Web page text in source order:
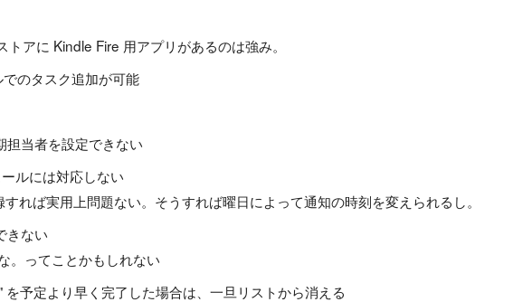
アに Kindle Fire 用アプリがあるのは強み。
のタスク追加が可能
担当者を設定できない
ルには対応しない
れば実用上問題ない。そうすれば曜日によって通知の時刻を変えられるし。
きない
。ってことかもしれない
予定より早く完了した場合は、一旦リストから消える